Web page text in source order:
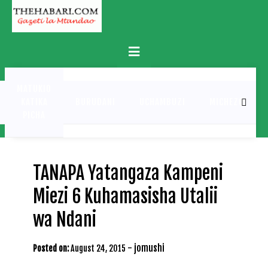
Skip
content
Primary
Menu
MICHEZO
TANAPA Yatangaza Kampeni
Miezi 6 Kuhamasisha Utalii
wa Ndani
Posted on:August 24, 2015 - jomushi